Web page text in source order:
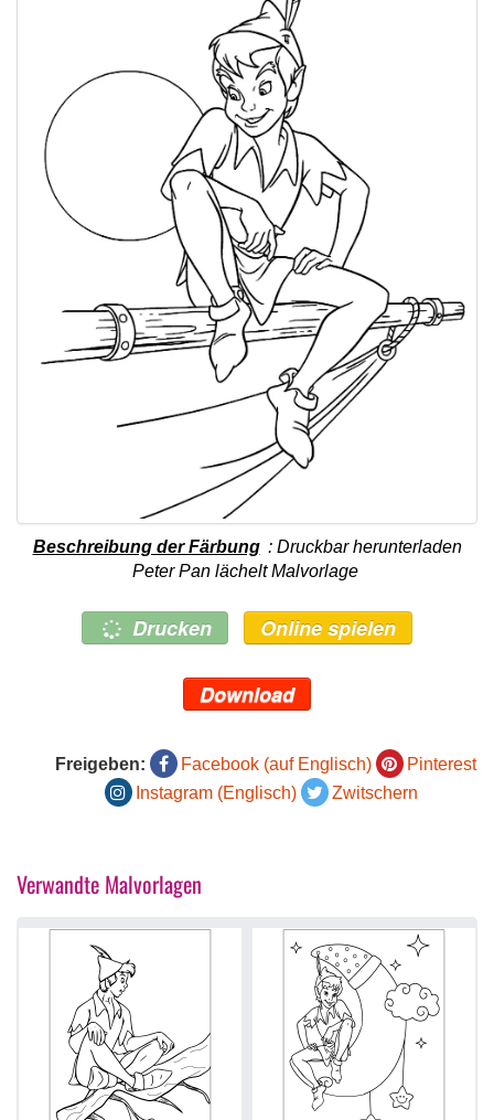
Beschreibung der Färbung : Druckbar herunterladen
Peter Pan lächelt Malvorlage
Drucken Online spielen
Download
Freigeben: Facebook (auf Englisch)
Pinterest
Instagram (Englisch)
Zwitschern
Verwandte Malvorlagen